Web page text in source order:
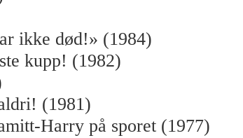
ikke død!» (1984)
kupp! (1982)
(1981)
Harry på sporet (1977)